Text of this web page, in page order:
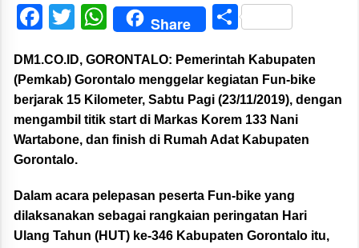
Facebook
Twitter
WhatsApp
Share Share
DM1.CO.ID, GORONTALO: Pemerintah Kabupaten
(Pemkab) Gorontalo menggelar kegiatan Fun-bike
berjarak 15 Kilometer, Sabtu Pagi (23/11/2019), dengan
mengambil titik start di Markas Korem 133 Nani
Wartabone, dan finish di Rumah Adat Kabupaten
Gorontalo.
Dalam acara pelepasan peserta Fun-bike yang
dilaksanakan sebagai rangkaian peringatan Hari
Ulang Tahun (HUT) ke-346 Kabupaten Gorontalo itu,